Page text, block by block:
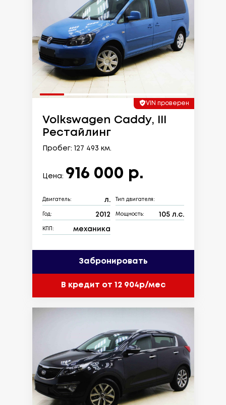
VIN проверен
Volkswagen Caddy, III
Рестайлинг
Пробег: 127 493 км.
Цена: 916 000 р.
Двигатель: л. Тип двигателя:
Год: 2012 Мощность: 105 л.с.
КПП: механика
Забронировать
В кредит от 12 904р/мес